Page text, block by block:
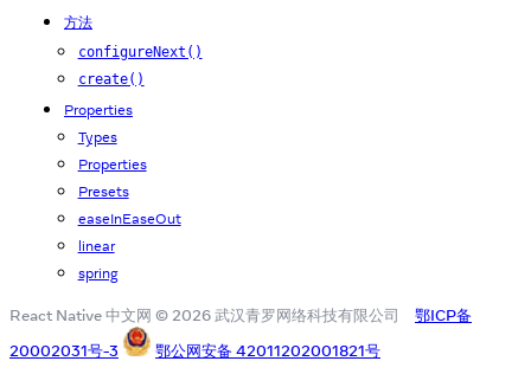
方法
configureNext()
create()
Properties
Types
Properties
Presets
easeInEaseOut
linear
spring
React Native 中文网 © 2026 武汉青罗网络科技有限公司
鄂ICP备
20002031号-3
鄂公网安备 42011202001821号